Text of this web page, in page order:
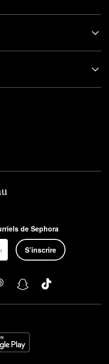
de Sephora
S’inscrire